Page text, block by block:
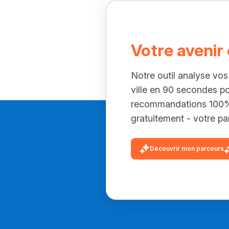
Votre avenir
Notre outil analyse
ville en 90 secondes
recommandations
gratuitement - votre
Découvrir mon parcours